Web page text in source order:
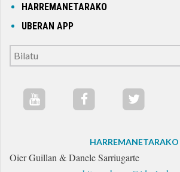
HARREMANETARAKO
UBERAN APP
HARREMANETARAKO
Oier Guillan & Danele Sarriugarte